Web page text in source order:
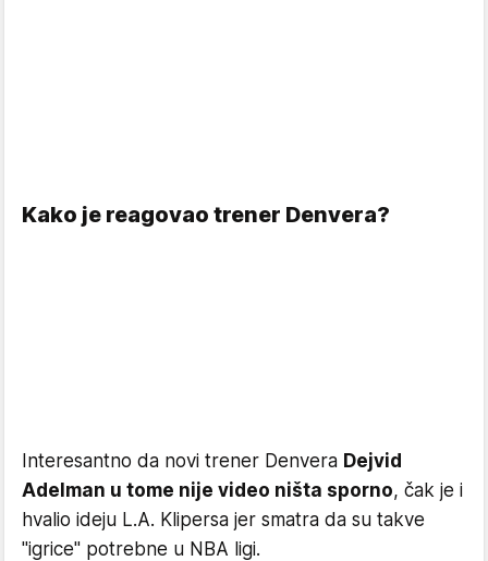
Kako je reagovao trener Denvera?
Interesantno da novi trener Denvera Dejvid
Adelman u tome nije video ništa sporno, čak je i
hvalio ideju L.A. Klipersa jer smatra da su takve
"igrice" potrebne u NBA ligi.